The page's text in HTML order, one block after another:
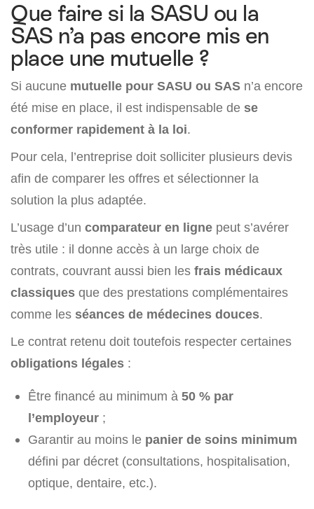
Que faire si la SASU ou la
SAS n’a pas encore mis en
place une mutuelle ?
Si aucune mutuelle pour SASU ou SAS n’a encore
été mise en place, il est indispensable de se
conformer rapidement à la loi.
Pour cela, l’entreprise doit solliciter plusieurs devis
afin de comparer les offres et sélectionner la
solution la plus adaptée.
L’usage d’un comparateur en ligne peut s’avérer
très utile : il donne accès à un large choix de
contrats, couvrant aussi bien les frais médicaux
classiques que des prestations complémentaires
comme les séances de médecines douces.
Le contrat retenu doit toutefois respecter certaines
obligations légales :
Être financé au minimum à 50 % par
l’employeur ;
Garantir au moins le panier de soins minimum
défini par décret (consultations, hospitalisation,
optique, dentaire, etc.).